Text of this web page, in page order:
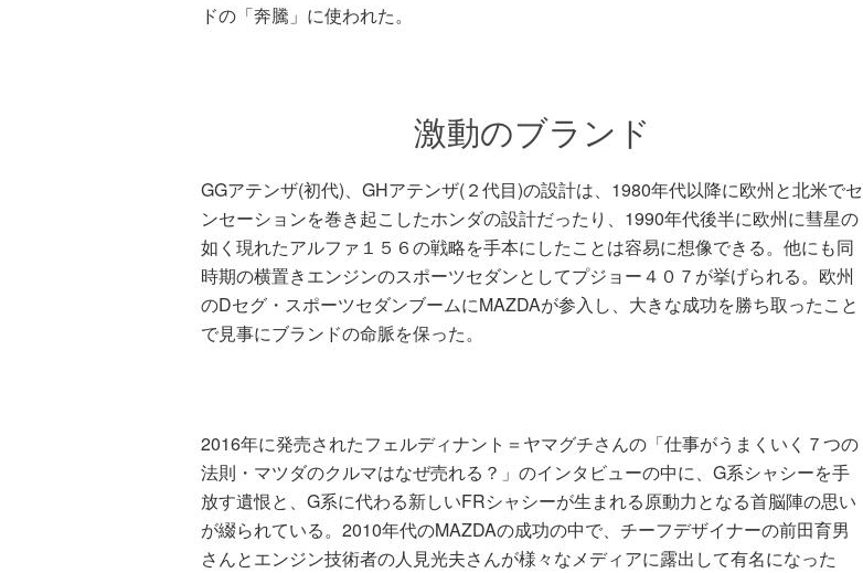
ドの「奔騰」に使われた。
激動のブランド
GGアテンザ(初代)、GHアテンザ(２代目)の設計は、1980年代以降に欧州と北米でセ
ンセーションを巻き起こしたホンダの設計だったり、1990年代後半に欧州に彗星の
如く現れたアルファ１５６の戦略を手本にしたことは容易に想像できる。他にも同
時期の横置きエンジンのスポーツセダンとしてプジョー４０７が挙げられる。欧州
のDセグ・スポーツセダンブームにMAZDAが参入し、大きな成功を勝ち取ったこと
で見事にブランドの命脈を保った。
2016年に発売されたフェルディナント＝ヤマグチさんの「仕事がうまくいく７つの
法則・マツダのクルマはなぜ売れる？」のインタビューの中に、G系シャシーを手
放す遺恨と、G系に代わる新しいFRシャシーが生まれる原動力となる首脳陣の思い
が綴られている。2010年代のMAZDAの成功の中で、チーフデザイナーの前田育男
さんとエンジン技術者の人見光夫さんが様々なメディアに露出して有名になった